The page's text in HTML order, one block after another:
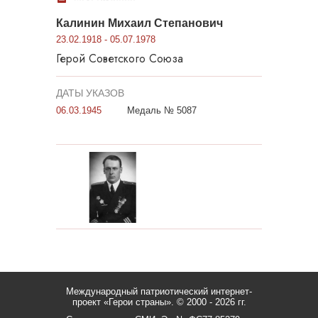
Калинин Михаил Степанович
23.02.1918 - 05.07.1978
Герой Советского Союза
ДАТЫ УКАЗОВ
06.03.1945 Медаль № 5087
Международный патриотический интернет-
проект «Герои страны». © 2000 - 2026 гг.